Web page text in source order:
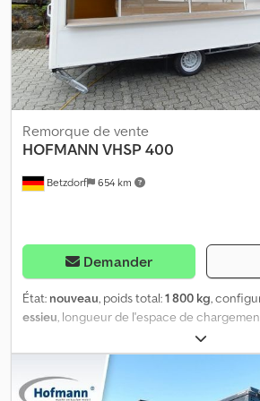
comptoir * Vitrine en verre au-dessus du
en verre et vitrages frontaux rabattables
Plateau pour balance * Table pliante sur la
Betzdorf 654 km
Remorque de vente
HOFMANN VHSP 400
Demander
État: nouveau, poids total:1 800 kg,
essieu, longueur de l'espace de
2 200 mm
chargement:2 300 mm, Remorque de vente
Boulangerie/Pâtisserie Backwaren Back
le 0590 pour vos demandes. * PTAC : 1800